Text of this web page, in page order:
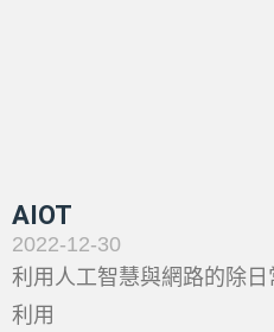
AIOT
2022-12-30
利用人工智慧與網路的除
利用